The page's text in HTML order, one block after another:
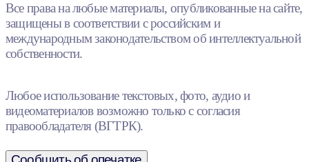
Все права на любые материалы, опубликованные на сайте,
защищены в соответствии с российским и
международным законодательством об интеллектуальной
собственности.
Любое использование текстовых, фото, аудио и
видеоматериалов возможно только с согласия
правообладателя (ВГТРК).